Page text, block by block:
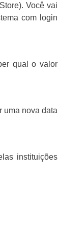
Você vai
com login
qual o valor
uma nova data
instituições